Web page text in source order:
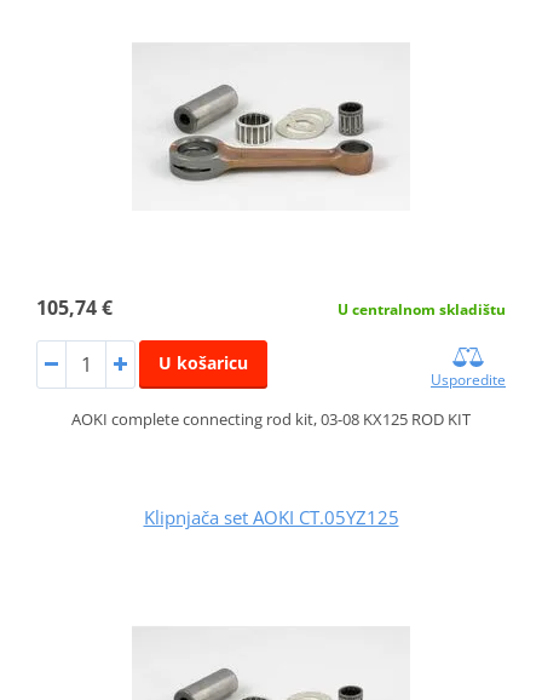
105,74 € U centralnom skladištu
U košaricu
Usporedite
AOKI complete connecting rod kit, 03-08 KX125 ROD KIT
Klipnjača set AOKI CT.05YZ125